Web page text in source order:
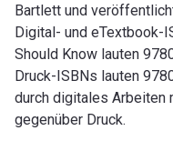
Bartlett und
Digital- und eTextbook-
Should Know lauten
Druck-ISBNs lauten
durch digitales Arbeiten
gegenüber Druck.